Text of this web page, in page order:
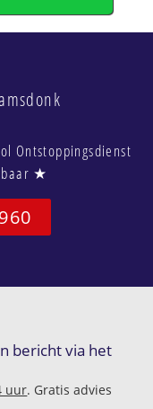
Ontstoppingsdienst
★
bericht via het
uur. Gratis advies